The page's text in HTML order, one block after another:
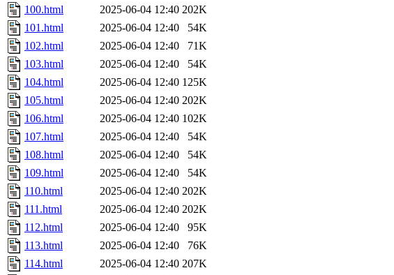
100.html
2025-06-04 12:40 202K
101.html
2025-06-04 12:40
54K
102.html
2025-06-04 12:40
71K
103.html
2025-06-04 12:40
54K
104.html
2025-06-04 12:40 125K
105.html
2025-06-04 12:40 202K
106.html
2025-06-04 12:40 102K
107.html
2025-06-04 12:40
54K
108.html
2025-06-04 12:40
54K
109.html
2025-06-04 12:40
54K
110.html
2025-06-04 12:40 202K
111.html
2025-06-04 12:40 202K
112.html
2025-06-04 12:40
95K
113.html
2025-06-04 12:40
76K
114.html
2025-06-04 12:40 207K